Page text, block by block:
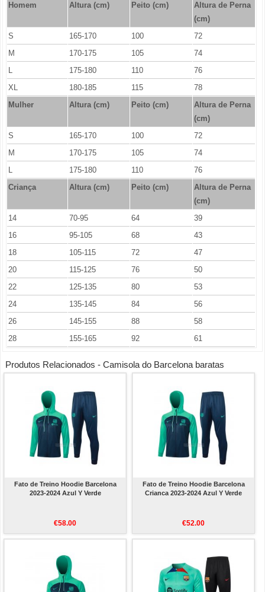
Homem
Altura (cm) Peito (cm)
Altura de Perna
(cm)
S
165-170 100
72
M
170-175 105
74
L
175-180 110
76
XL
180-185 115
78
Mulher
Altura (cm) Peito (cm)
Altura de Perna
(cm)
S
165-170 100
72
M
170-175 105
74
L
175-180 110
76
Criança
Altura (cm) Peito (cm)
Altura de Perna
(cm)
14
70-95 64
39
16
95-105 68
43
18
105-115 72
47
20
115-125 76
50
22
125-135 80
53
24
135-145 84
56
26
145-155 88
58
28
155-165 92 61
Produtos Relacionados - Camisola do Barcelona baratas
Fato de Treino Hoodie Barcelona
2023-2024 Azul Y Verde
€58.00
Fato de Treino Hoodie Barcelona
Crianca 2023-2024 Azul Y Verde
€52.00